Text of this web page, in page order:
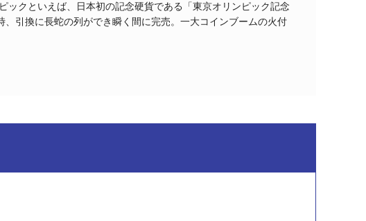
ックといえば、日本初の記念硬貨である「東京オリンピック記念
引換に長蛇の列ができ瞬く間に完売。一大コインブームの火付